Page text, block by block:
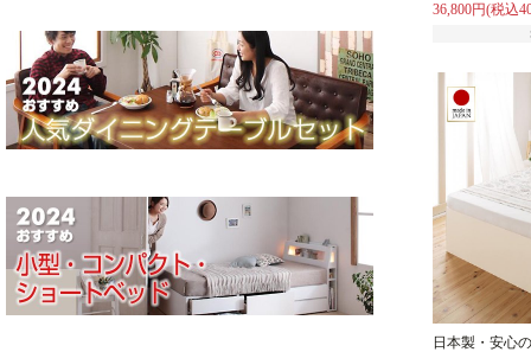
36,800円(税込
日本製・安心